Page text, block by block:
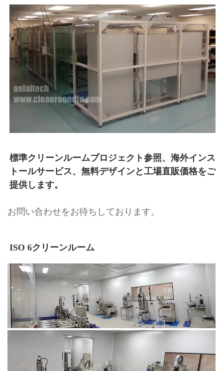
標準クリーンルームプロジェクト参照、海外インス
トールサービス、無料デザインと工場直販価格をご
提供します。
お問い合わせをお待ちしております。
ISO 6クリーンルーム